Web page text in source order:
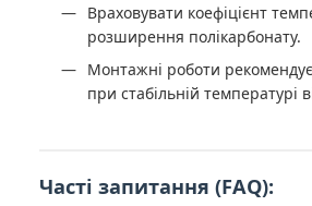
Враховувати коефіцієнт
розширення полікарбонату.
Монтажні роботи
при стабільній температурі
Часті запитання (FAQ):